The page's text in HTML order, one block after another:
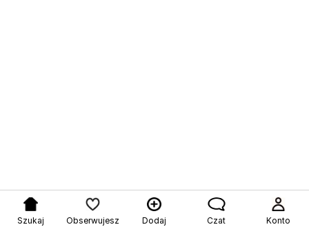
Szukaj Obserwujesz Dodaj Czat Konto